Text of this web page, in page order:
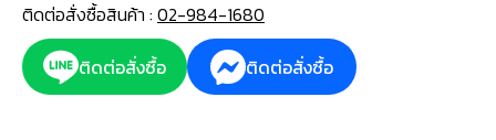
ติดต่อสั่งซื้อสินค้า : 02-984-1680
ติดต่อสั่งซื้อ
ติดต่อสั่งซื้อ